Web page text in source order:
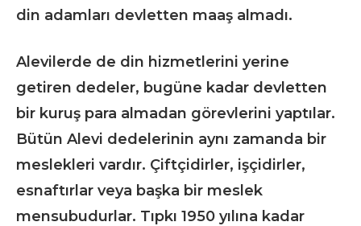
din adamları devletten maaş almadı.
Alevilerde de din hizmetlerini yerine
getiren dedeler, bugüne kadar devletten
bir kuruş para almadan görevlerini yaptılar.
Bütün Alevi dedelerinin aynı zamanda bir
meslekleri vardır. Çiftçidirler, işçidirler,
esnaftırlar veya başka bir meslek
mensubudurlar. Tıpkı 1950 yılına kadar